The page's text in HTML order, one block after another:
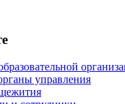
управления